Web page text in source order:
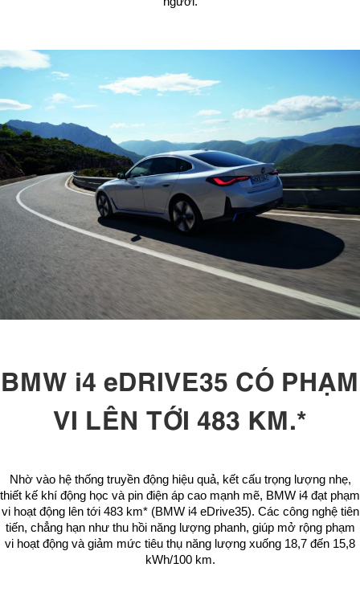
BMW i4 eDRIVE35 CÓ PHẠM
VI LÊN TỚI 483 KM.*
Nhờ vào hệ thống truyền động hiệu quả, kết cấu trọng lượng nhẹ,
thiết kế khí động học và pin điện áp cao mạnh mẽ, BMW i4 đạt phạm
vi hoạt động lên tới 483 km* (BMW i4 eDrive35). Các công nghệ tiên
tiến, chẳng hạn như thu hồi năng lượng phanh, giúp mở rộng phạm
vi hoạt động và giảm mức tiêu thụ năng lượng xuống 18,7 đến 15,8
kWh/100 km.